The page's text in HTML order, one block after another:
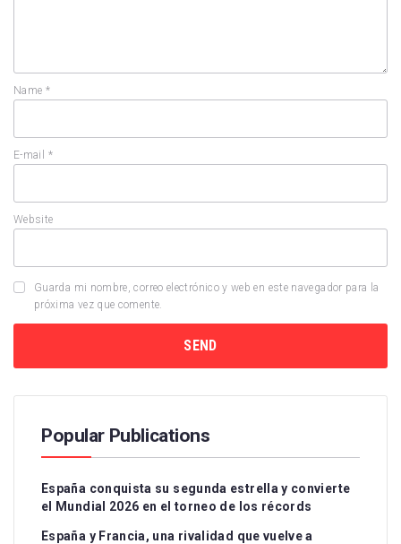
Name *
E-mail *
Website
Guarda mi nombre, correo electrónico y web en este navegador para la
próxima vez que comente.
Popular Publications
España conquista su segunda estrella y convierte
el Mundial 2026 en el torneo de los récords
España y Francia, una rivalidad que vuelve a